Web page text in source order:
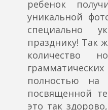
ребенок
уникальной
специально
празднику! Так
количество
полностью на
посвященной
это так